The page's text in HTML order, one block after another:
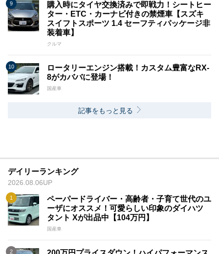
購入時にタイヤ交換済みで即戦力！シートヒー
ター・ETC・カーナビ付きの禁煙車【スズキ
スイフトスポーツ 1.4 セーフティパッケージ非
装着車】
クルマ
ロータリーエンジン搭載！カスタム豊富なRX-
8がカババに登場！
国産車
記事をもっと見る
デイリーランキング
2026.08.06UP
ペーパードライバー・高齢者・子育て世代のユ
ーザにオススメ！可愛らしい印象のダイハツ
タント Xが出品中【104万円】
国産車